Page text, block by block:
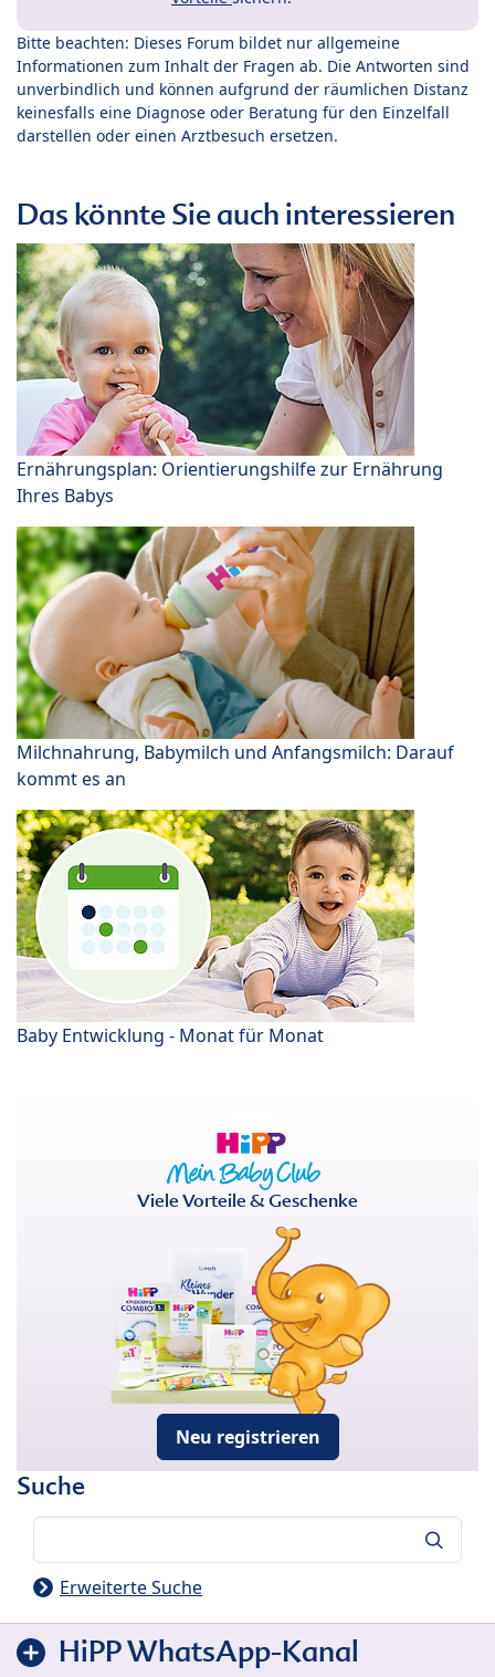
Bitte beachten: Dieses Forum bildet nur allgemeine
Informationen zum Inhalt der Fragen ab. Die Antworten sind
unverbindlich und können aufgrund der räumlichen Distanz
keinesfalls eine Diagnose oder Beratung für den Einzelfall
darstellen oder einen Arztbesuch ersetzen.
Das könnte Sie auch interessieren
Ernährungsplan: Orientierungshilfe zur Ernährung
Ihres Babys
Milchnahrung, Babymilch und Anfangsmilch: Darauf
kommt es an
Baby Entwicklung - Monat für Monat
Viele Vorteile & Geschenke
Neu registrieren
Suche
Erweiterte Suche
HiPP WhatsApp-Kanal